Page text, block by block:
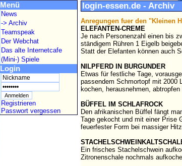
Menü
News
-> Archiv
Teamspeak
Der Webchat
Das alte Internetcafe
(Mini-) Spiele
Login
Registrieren
Passwort vergessen
login-essen.de - Archiv
Anregungen fuer den "Kleinen
ELEFANTEN-CREME
Je nach Personenzahl einen bis
ständigem Rühren 1 Eigelb
Statt der Elefanten können auch
NILPFERD IN BURGUNDER
Etwas für festliche Tage,
passendem Schmortopf mit 2000
kochen, herausnehmen,
BÜFFEL IM SCHLAFROCK
Den afrikanischen Büffel fängt
Tage gekocht und mit einer Prise
feuerfester Form bei massiger
Ein frisches Stachelschwein
Zitronenschale nochmals